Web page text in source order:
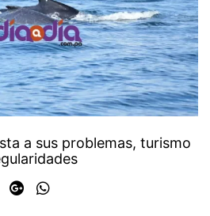
a sus problemas, turismo